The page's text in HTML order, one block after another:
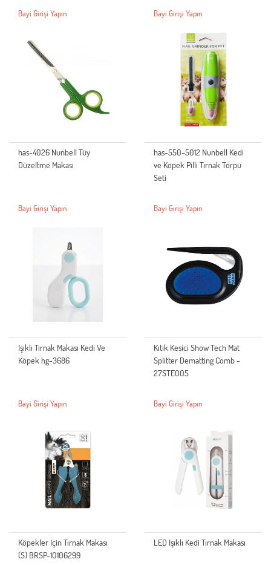
Bayi Girişi Yapın Bayi Girişi Yapın
has-4026 Nunbell Tüy
Düzeltme Makası
Bayi Girişi Yapın
has-550-5012 Nunbell Kedi
ve Köpek Pilli Tırnak Törpü
Seti
Bayi Girişi Yapın
Işıklı Tırnak Makası Kedi Ve
Köpek hg-3686
Bayi Girişi Yapın
Kıtık Kesici Show Tech Mat
Splitter Dematting Comb -
27STE005
Bayi Girişi Yapın
Köpekler İçin Tırnak Makası
(S) BRSP-10106299
LED Işıklı Kedi Tırnak Makası